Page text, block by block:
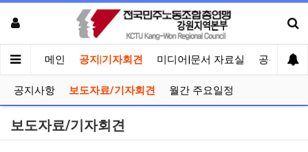
메인 공지|기자회견 미디어|문서 자료실 공유게시
공지사항 보도자료/기자회견 월간 주요일정
보도자료/기자회견